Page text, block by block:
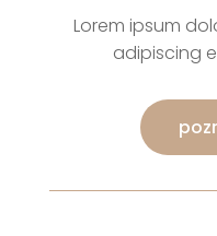
Lorem ipsum
adipiscing